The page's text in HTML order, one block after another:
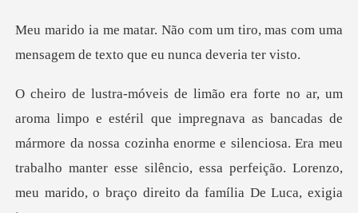
tiro, mas com uma
mensagem de tex
as bancadas de
mármore da nossa cozinha enorme e silenciosa. Era meu
trabalho manter esse si